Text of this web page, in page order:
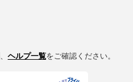
、 ヘルプ一覧をご確認ください。